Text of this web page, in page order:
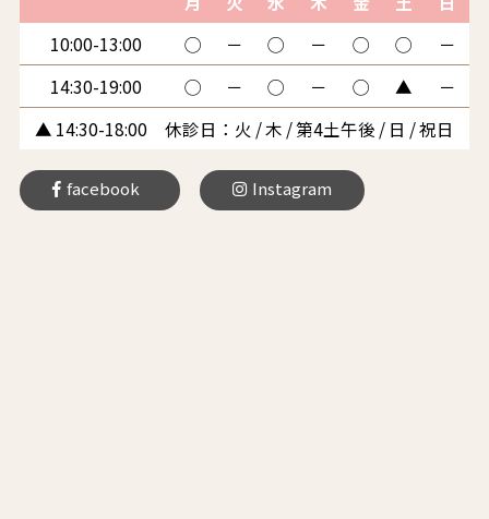
10:00-13:00
◯ － ◯ － ◯ ◯
－
14:30-19:00
◯ － ◯ － ◯ ▲
－
▲ 14:30-18:00 休診日：火 / 木 / 第4土午後 / 日 / 祝日
facebook Instagram